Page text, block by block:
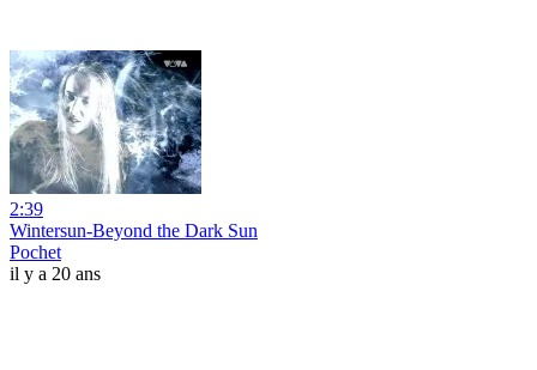
2:39
Wintersun-Beyond the Dark Sun
Pochet
il y a 20 ans